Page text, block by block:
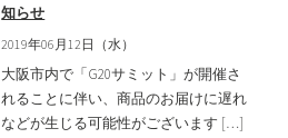
知らせ
2019年06月12日（水）
大阪市内で「G20サミット」が開催さ
れることに伴い、商品のお届けに遅れ
などが生じる可能性がございます […]